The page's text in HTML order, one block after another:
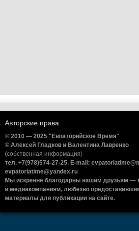
Авторские права
© 2010 — 2025 "Евпаторийское Время"
© Алексей Гладков и Валентина Лавренко
(собственная информация)
тел. +7(978)574-27-25. E-mail:
evpatoriatime@yandex.ru
Мы искренне благодарны нашим друзьям —
и медиакомпаниям, любезно
материалы для публикации на сайте.